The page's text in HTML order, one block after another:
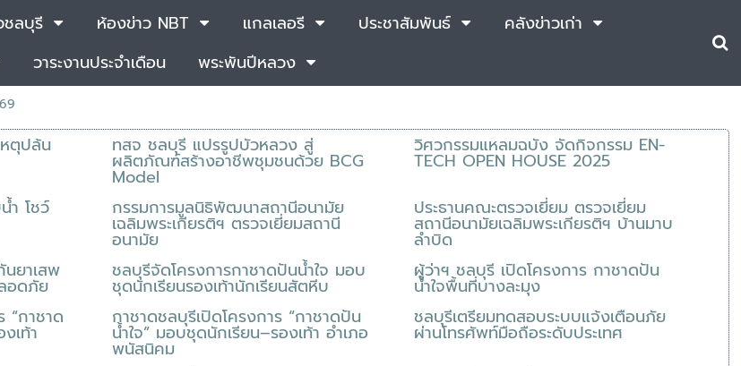
ชลบุรี ห้องข่าว NBT แกลเลอรี ประชาสัมพันธ์
คลังข่าวเก่า
วาระงานประจำเดือน พระพันปีหลวง
ตุปล้น ทสจ ชลบุรี แปรรูปบัวหลวง สู่
ผลิตภัณฑ์สร้างอาชีพชุมชนด้วย BCG
Model
วิศวกรรมแหลมฉบัง จัดกิจกรรม EN-
TECH OPEN HOUSE 2025
ำ โชว์
กรรมการมูลนิธิพัฒนาสถานีอนามัย
เฉลิมพระเกียรติฯ ตรวจเยี่ยมสถานี
อนามัย
ประธานคณะตรวจเยี่ยม ตรวจเยี่ยม
สถานีอนามัยเฉลิมพระเกียรติฯ บ้านมาบ
ลำบิด
ยาเสพ
อดภัย
ชลบุรีจัดโครงการกาชาดปันน้ำใจ มอบ
ชุดนักเรียนรองเท้านักเรียนสัตหีบ
ผู้ว่าฯ ชลบุรี เปิดโครงการ กาชาดปัน
น้ำใจพื้นที่บางละมุง
“กาชาด
เท้า
กาชาดชลบุรีเปิดโครงการ “กาชาดปัน
น้ำใจ” มอบชุดนักเรียน–รองเท้า อำเภอ
พนัสนิคม
ชลบุรีเตรียมทดสอบระบบแจ้งเตือนภัย
ผ่านโทรศัพท์มือถือระดับประเทศ